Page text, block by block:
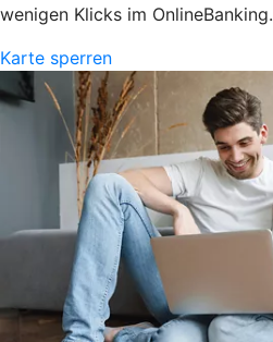
wenigen Klicks im OnlineBanking.
Karte sperren